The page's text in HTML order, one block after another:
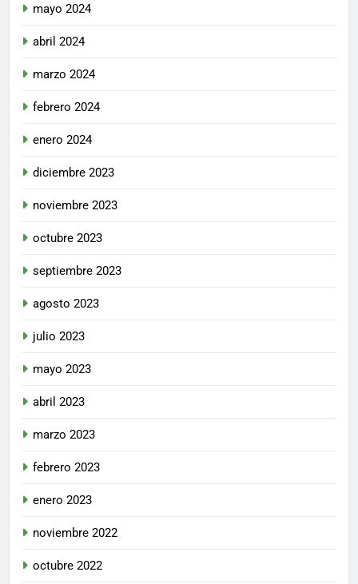
mayo 2024
abril 2024
marzo 2024
febrero 2024
enero 2024
diciembre 2023
noviembre 2023
octubre 2023
septiembre 2023
agosto 2023
julio 2023
mayo 2023
abril 2023
marzo 2023
febrero 2023
enero 2023
noviembre 2022
octubre 2022